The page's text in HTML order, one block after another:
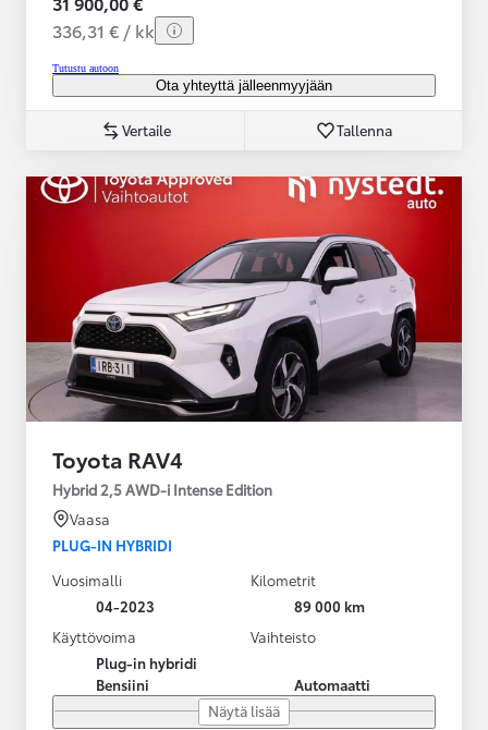
336,31 € / kk
Tutustu autoon
Ota yhteyttä jälleenmyyjään
Vertaile Tallenna
Toyota RAV4
Hybrid 2,5 AWD-i Intense Edition
Vaasa
PLUG-IN HYBRIDI
Vuosimalli
04-2023
Kilometrit
89 000 km
Käyttövoima
Plug-in hybridi
Bensiini
Vaihteisto
Automaatti
Näytä lisää